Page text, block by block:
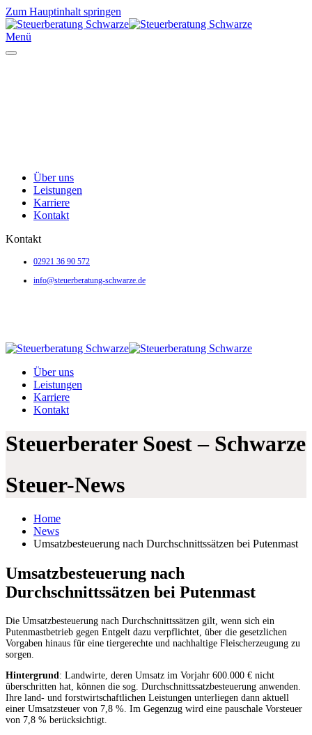
Zum Hauptinhalt springen
Menü
Über uns
Leistungen
Karriere
Kontakt
Kontakt
02921 36 90 572
info@steuerberatung-schwarze.de
Über uns
Leistungen
Karriere
Kontakt
Steuerberater Soest – Schwarze
Steuer-News
Home
News
Umsatzbesteuerung nach Durchschnittssätzen bei Putenmast
Umsatzbesteuerung nach
Durchschnittssätzen bei Putenmast
Die Umsatzbesteuerung nach Durchschnittssätzen gilt, wenn sich ein
Putenmastbetrieb gegen Entgelt dazu verpflichtet, über die gesetzlichen
Vorgaben hinaus für eine tiergerechte und nachhaltige Fleischerzeugung zu
sorgen.
Hintergrund: Landwirte, deren Umsatz im Vorjahr 600.000 € nicht
überschritten hat, können die sog. Durchschnittssatzbesteuerung anwenden.
Ihre land- und forstwirtschaftlichen Leistungen unterliegen dann aktuell
einer Umsatzsteuer von 7,8 %. Im Gegenzug wird eine pauschale Vorsteuer
von 7,8 % berücksichtigt.